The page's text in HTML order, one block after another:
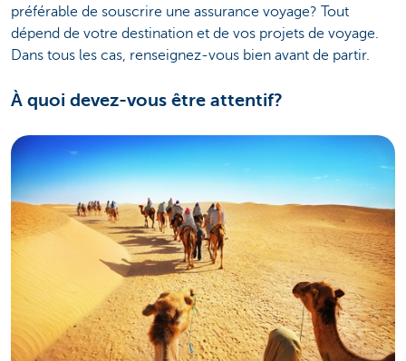
préférable de souscrire une assurance voyage? Tout
dépend de votre destination et de vos projets de voyage.
Dans tous les cas, renseignez-vous bien avant de partir.
À quoi devez-vous être attentif?